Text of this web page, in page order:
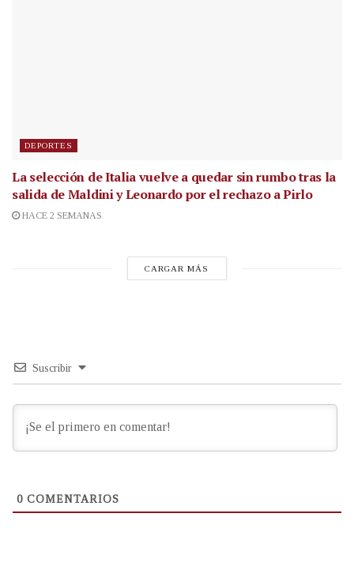
DEPORTES
La selección de Italia vuelve a quedar sin rumbo tras la
salida de Maldini y Leonardo por el rechazo a Pirlo
HACE 2 SEMANAS
CARGAR MÁS
Suscribir
0 COMENTARIOS